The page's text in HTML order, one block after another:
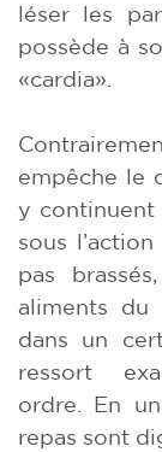
léser les
possède à
«cardia».
empêche le
y continuent
sous
pas
aliments du
dans un
ressort
ordre. En
repas sont